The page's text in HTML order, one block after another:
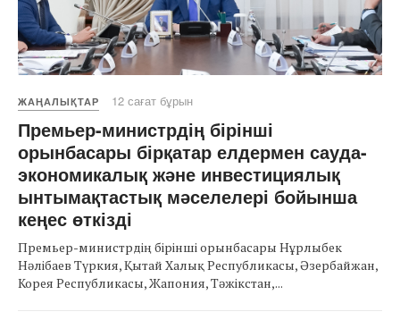
ЖАҢАЛЫҚТАР 12 сағат бұрын
Премьер-министрдің бірінші
орынбасары бірқатар елдермен сауда-
экономикалық және инвестициялық
ынтымақтастық мәселелері бойынша
кеңес өткізді
Премьер-министрдің бірінші орынбасары Нұрлыбек
Нәлібаев Түркия, Қытай Халық Республикасы, Әзербайжан,
Корея Республикасы, Жапония, Тәжікстан,...